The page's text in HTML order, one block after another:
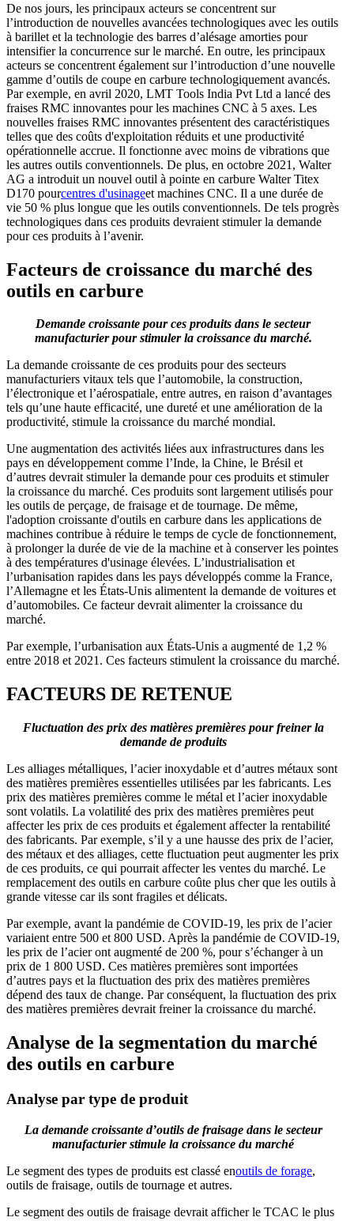
De nos jours, les principaux acteurs se concentrent sur
l’introduction de nouvelles avancées technologiques avec les outils
à barillet et la technologie des barres d’alésage amorties pour
intensifier la concurrence sur le marché. En outre, les principaux
acteurs se concentrent également sur l’introduction d’une nouvelle
gamme d’outils de coupe en carbure technologiquement avancés.
Par exemple, en avril 2020, LMT Tools India Pvt Ltd a lancé des
fraises RMC innovantes pour les machines CNC à 5 axes. Les
nouvelles fraises RMC innovantes présentent des caractéristiques
telles que des coûts d'exploitation réduits et une productivité
opérationnelle accrue. Il fonctionne avec moins de vibrations que
les autres outils conventionnels. De plus, en octobre 2021, Walter
AG a introduit un nouvel outil à pointe en carbure Walter Titex
D170 pourcentres d'usinageet machines CNC. Il a une durée de
vie 50 % plus longue que les outils conventionnels. De tels progrès
technologiques dans ces produits devraient stimuler la demande
pour ces produits à l’avenir.
Facteurs de croissance du marché des
outils en carbure
Demande croissante pour ces produits dans le secteur
manufacturier pour stimuler la croissance du marché.
La demande croissante de ces produits pour des secteurs
manufacturiers vitaux tels que l’automobile, la construction,
l’électronique et l’aérospatiale, entre autres, en raison d’avantages
tels qu’une haute efficacité, une dureté et une amélioration de la
productivité, stimule la croissance du marché mondial.
Une augmentation des activités liées aux infrastructures dans les
pays en développement comme l’Inde, la Chine, le Brésil et
d’autres devrait stimuler la demande pour ces produits et stimuler
la croissance du marché. Ces produits sont largement utilisés pour
les outils de perçage, de fraisage et de tournage. De même,
l'adoption croissante d'outils en carbure dans les applications de
machines contribue à réduire le temps de cycle de fonctionnement,
à prolonger la durée de vie de la machine et à conserver les pointes
à des températures d'usinage élevées. L’industrialisation et
l’urbanisation rapides dans les pays développés comme la France,
l’Allemagne et les États-Unis alimentent la demande de voitures et
d’automobiles. Ce facteur devrait alimenter la croissance du
marché.
Par exemple, l’urbanisation aux États-Unis a augmenté de 1,2 %
entre 2018 et 2021. Ces facteurs stimulent la croissance du marché.
FACTEURS DE RETENUE
Fluctuation des prix des matières premières pour freiner la
demande de produits
Les alliages métalliques, l’acier inoxydable et d’autres métaux sont
des matières premières essentielles utilisées par les fabricants. Les
prix des matières premières comme le métal et l’acier inoxydable
sont volatils. La volatilité des prix des matières premières peut
affecter les prix de ces produits et également affecter la rentabilité
des fabricants. Par exemple, s’il y a une hausse des prix de l’acier,
des métaux et des alliages, cette fluctuation peut augmenter les prix
de ces produits, ce qui pourrait affecter les ventes du marché. Le
remplacement des outils en carbure coûte plus cher que les outils à
grande vitesse car ils sont fragiles et délicats.
Par exemple, avant la pandémie de COVID-19, les prix de l’acier
variaient entre 500 et 800 USD. Après la pandémie de COVID-19,
les prix de l’acier ont augmenté de 200 %, pour s’échanger à un
prix de 1 800 USD. Ces matières premières sont importées
d’autres pays et la fluctuation des prix des matières premières
dépend des taux de change. Par conséquent, la fluctuation des prix
des matières premières devrait freiner la croissance du marché.
Analyse de la segmentation du marché
des outils en carbure
Analyse par type de produit
La demande croissante d’outils de fraisage dans le secteur
manufacturier stimule la croissance du marché
Le segment des types de produits est classé enoutils de forage,
outils de fraisage, outils de tournage et autres.
Le segment des outils de fraisage devrait afficher le TCAC le plus